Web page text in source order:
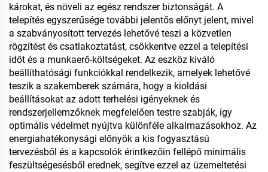
károkat, és növeli az egész rendszer biztonságát. A
telepítés egyszerűsége további jelentős előnyt jelent, mivel
a szabványosított tervezés lehetővé teszi a közvetlen
rögzítést és csatlakoztatást, csökkentve ezzel a telepítési
időt és a munkaerő-költségeket. Az eszköz kiváló
beállíthatósági funkciókkal rendelkezik, amelyek lehetővé
teszik a szakemberek számára, hogy a kioldási
beállításokat az adott terhelési igényeknek és
rendszerjellemzőknek megfelelően testre szabják, így
optimális védelmet nyújtva különféle alkalmazásokhoz. Az
energiahatékonysági előnyök a kis fogyasztású
tervezésből és a kapcsolók érintkezőin fellépő minimális
feszültségesésből erednek, segítve ezzel az üzemeltetési